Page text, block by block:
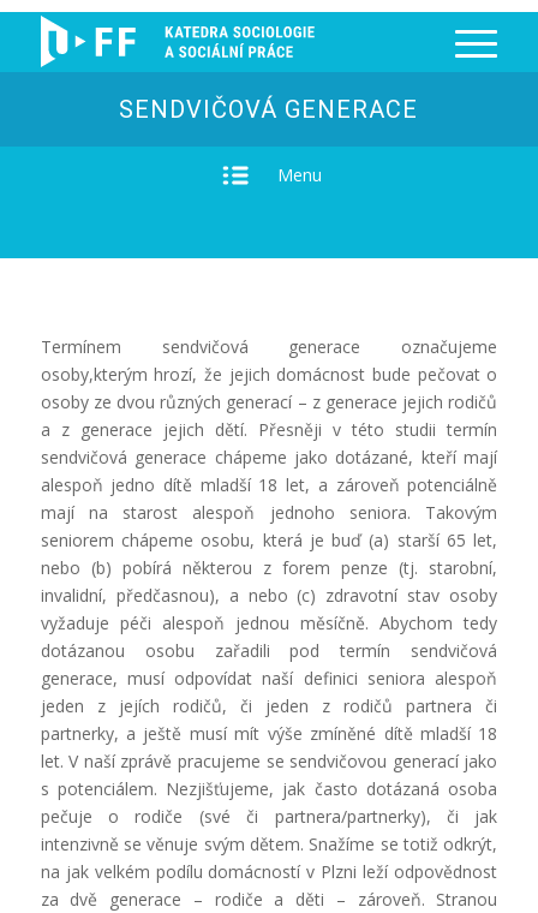
SENDVIČOVÁ GENERACE
Menu
Termínem sendvičová generace označujeme
osoby,kterým hrozí, že jejich domácnost bude pečovat o
osoby ze dvou různých generací – z generace jejich rodičů
a z generace jejich dětí. Přesněji v této studii termín
sendvičová generace chápeme jako dotázané, kteří mají
alespoň jedno dítě mladší 18 let, a zároveň potenciálně
mají na starost alespoň jednoho seniora. Takovým
seniorem chápeme osobu, která je buď (a) starší 65 let,
nebo (b) pobírá některou z forem penze (tj. starobní,
invalidní, předčasnou), a nebo (c) zdravotní stav osoby
vyžaduje péči alespoň jednou měsíčně. Abychom tedy
dotázanou osobu zařadili pod termín sendvičová
generace, musí odpovídat naší definici seniora alespoň
jeden z jejích rodičů, či jeden z rodičů partnera či
partnerky, a ještě musí mít výše zmíněné dítě mladší 18
let. V naší zprávě pracujeme se sendvičovou generací jako
s potenciálem. Nezjišťujeme, jak často dotázaná osoba
pečuje o rodiče (své či partnera/partnerky), či jak
intenzivně se věnuje svým dětem. Snažíme se totiž odkrýt,
na jak velkém podílu domácností v Plzni leží odpovědnost
za dvě generace – rodiče a děti – zároveň. Stranou